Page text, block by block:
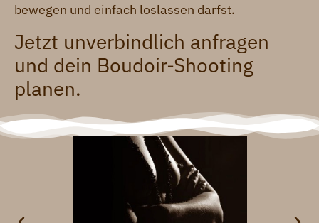
bewegen und einfach loslassen darfst.
Jetzt unverbindlich anfragen
und dein Boudoir-Shooting
planen.